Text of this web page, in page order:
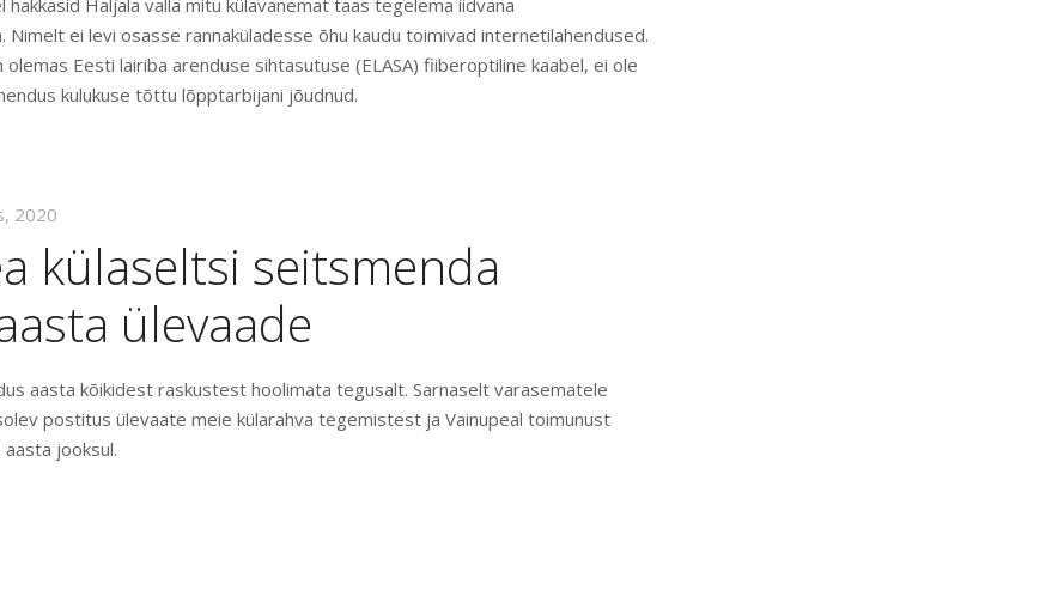
hakkasid Haljala valla mitu külavanemat taas tegelema iidvana
ei levi osasse rannaküladesse õhu kaudu toimivad internetilahendused.
olemas Eesti lairiba arenduse sihtasutuse (ELASA) fiiberoptiline kaabel, ei ole
kulukuse tõttu lõpptarbijani jõudnud.
2020
külaseltsi seitsmenda
ülevaade
aasta kõikidest raskustest hoolimata tegusalt. Sarnaselt varasematele
postitus ülevaate meie külarahva tegemistest ja Vainupeal toimunust
jooksul.